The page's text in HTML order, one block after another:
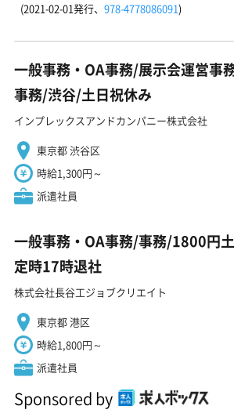
(2021-02-01発行、 978-4778086091)
一般事務・OA事務/展示会運営事
事務/渋谷/土日祝休み
インプレックスアンドカンパニー株式会社
東京都 渋谷区
時給1,300円～
派遣社員
一般事務・OA事務/事務/1800円
定時17時退社
株式会社長谷工ジョブクリエイト
東京都 港区
時給1,800円～
派遣社員
Sponsored by